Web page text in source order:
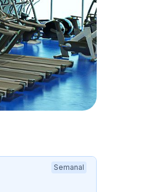
Semanal